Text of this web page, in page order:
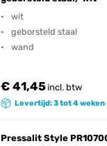
wit
geborsteld staal
wand
€ 41,45incl. btw
Levertijd: 3 tot 4 weken
Pressalit Style